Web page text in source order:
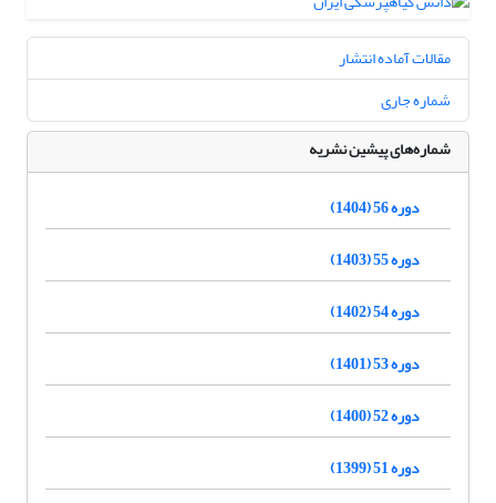
مقالات آماده انتشار
شماره جاری
شماره‌های پیشین نشریه
دوره 56 (1404)
دوره 55 (1403)
دوره 54 (1402)
دوره 53 (1401)
دوره 52 (1400)
دوره 51 (1399)